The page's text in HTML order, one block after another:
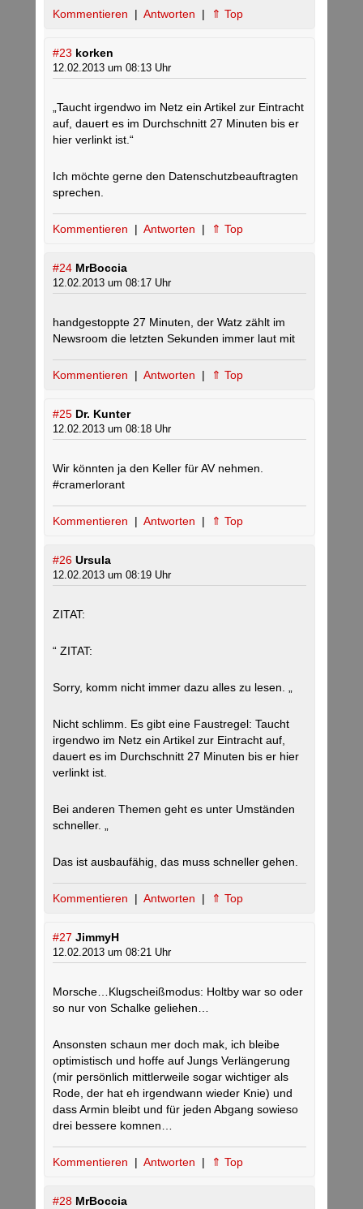
Kommentieren | Antworten | ⇑ Top
#23 korken
12.02.2013 um 08:13 Uhr
„Taucht irgendwo im Netz ein Artikel zur Eintracht
auf, dauert es im Durchschnitt 27 Minuten bis er
hier verlinkt ist.“
Ich möchte gerne den Datenschutzbeauftragten
sprechen.
Kommentieren | Antworten | ⇑ Top
#24 MrBoccia
12.02.2013 um 08:17 Uhr
handgestoppte 27 Minuten, der Watz zählt im
Newsroom die letzten Sekunden immer laut mit
Kommentieren | Antworten | ⇑ Top
#25 Dr. Kunter
12.02.2013 um 08:18 Uhr
Wir könnten ja den Keller für AV nehmen.
#cramerlorant
Kommentieren | Antworten | ⇑ Top
#26 Ursula
12.02.2013 um 08:19 Uhr
ZITAT:
“ ZITAT:
Sorry, komm nicht immer dazu alles zu lesen. „
Nicht schlimm. Es gibt eine Faustregel: Taucht
irgendwo im Netz ein Artikel zur Eintracht auf,
dauert es im Durchschnitt 27 Minuten bis er hier
verlinkt ist.
Bei anderen Themen geht es unter Umständen
schneller. „
Das ist ausbaufähig, das muss schneller gehen.
Kommentieren | Antworten | ⇑ Top
#27 JimmyH
12.02.2013 um 08:21 Uhr
Morsche…Klugscheißmodus: Holtby war so oder
so nur von Schalke geliehen…
Ansonsten schaun mer doch mak, ich bleibe
optimistisch und hoffe auf Jungs Verlängerung
(mir persönlich mittlerweile sogar wichtiger als
Rode, der hat eh irgendwann wieder Knie) und
dass Armin bleibt und für jeden Abgang sowieso
drei bessere komnen…
Kommentieren | Antworten | ⇑ Top
#28 MrBoccia